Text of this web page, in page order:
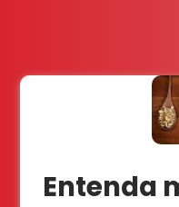
Entenda